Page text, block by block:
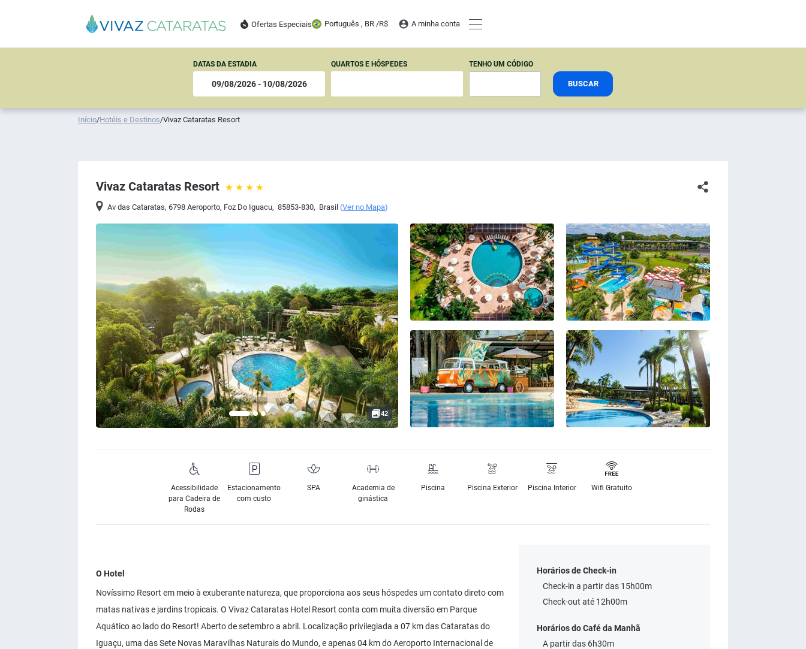
Ofertas Especiais Português , BR /R$ A minha conta
DATAS DA ESTADIA QUARTOS E HÓSPEDES TENHO UM CÓDIGO
BUSCAR
Início/Hotéis e Destinos/Vivaz Cataratas Resort
Vivaz Cataratas Resort
Av das Cataratas, 6798 Aeroporto, Foz Do Iguacu, 85853-830, Brasil (Ver no Mapa)
42
Acessibilidade
para Cadeira de
Rodas
Estacionamento
com custo
SPA
Academia de
ginástica
Piscina Piscina Exterior Piscina Interior Wifi Gratuito
O Hotel
Novíssimo Resort em meio à exuberante natureza, que proporciona aos seus hóspedes um contato direto com
matas nativas e jardins tropicais. O Vivaz Cataratas Hotel Resort conta com muita diversão em Parque
Aquático ao lado do Resort! Aberto de setembro a abril. Localização privilegiada a 07 km das Cataratas do
Iguaçu, uma das Sete Novas Maravilhas Naturais do Mundo, e apenas 04 km do Aeroporto Internacional de
Horários de Check-in
Check-in a partir das 15h00m
Check-out até 12h00m
Horários do Café da Manhã
A partir das 6h30m